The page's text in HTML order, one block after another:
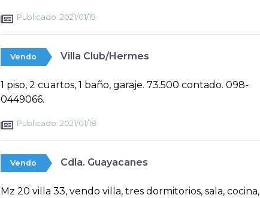
Publicado: 2021/01/19
Vendo Villa Club/Hermes
1 piso, 2 cuartos, 1 baño, garaje. 73.500 contado. 098-
0449066.
Publicado: 2021/01/18
Vendo Cdla. Guayacanes
Mz 20 villa 33, vendo villa, tres dormitorios, sala, cocina,